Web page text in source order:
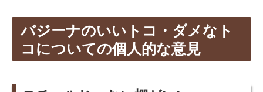
バジーナのいいトコ・ダメなト
コについての個人的な意見